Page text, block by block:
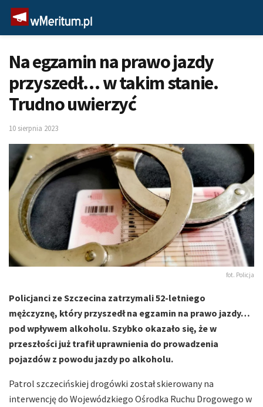
Na egzamin na prawo jazdy
przyszedł… w takim stanie.
Trudno uwierzyć
10 sierpnia 2023
fot. Policja
Policjanci ze Szczecina zatrzymali 52-letniego
mężczyznę, który przyszedł na egzamin na prawo jazdy…
pod wpływem alkoholu. Szybko okazało się, że w
przeszłości już trafił uprawnienia do prowadzenia
pojazdów z powodu jazdy po alkoholu.
Patrol szczecińskiej drogówki został skierowany na
interwencję do Wojewódzkiego Ośrodka Ruchu Drogowego w